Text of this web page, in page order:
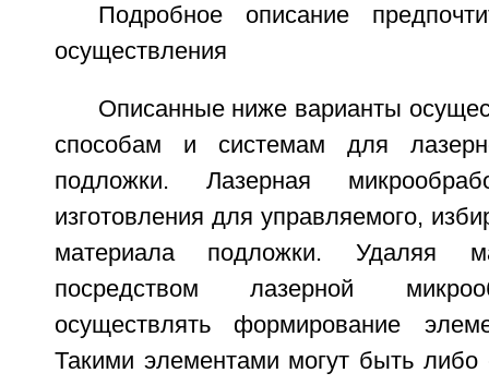
Подробное описание
осуществления
Описанные ниже варианты
способам и системам для
подложки. Лазерная
изготовления для управляемого,
материала подложки. Удаляя
посредством лазерной
осуществлять формирование
Такими элементами могут быть либо